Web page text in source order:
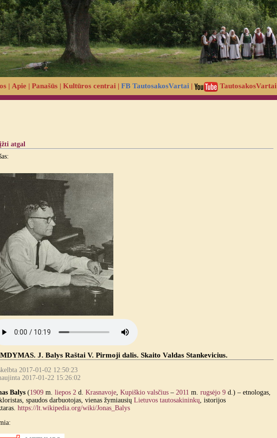
| Apie | Panašūs| Kultūros centrai| FB TautosakosVartai | TautosakosVartai
atgal
J. Balys Raštai V. Pirmoji dalis. Skaito Valdas Stankevicius.
2017-01-02 12:50:23
2017-01-22 15:26:02
Balys(1909m. liepos 2 d. Krasnavoje, Kupiškio valsčius– 2011 m. rugsėjo 9d.) – etnologas,
spaudos darbuotojas, vienas žymiausių Lietuvos tautosakininkų , istorijos
https://lt.wikipedia.org/wiki/Jonas_Balys